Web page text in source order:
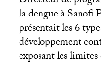
la dengue à Sanofi
présentait les 6
développement
exposant les